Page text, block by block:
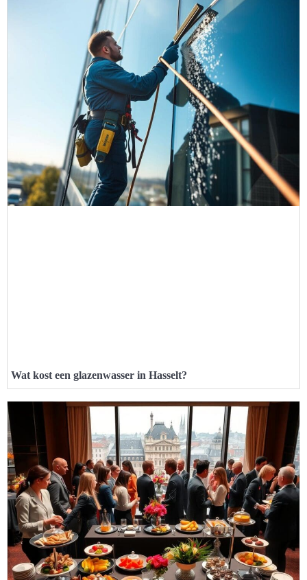
Wat kost een glazenwasser in Hasselt?